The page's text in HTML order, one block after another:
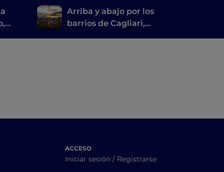
Arriba y abajo por los
barrios de Cagliari,
ACCESO
Iniciar sesión / Registrarse